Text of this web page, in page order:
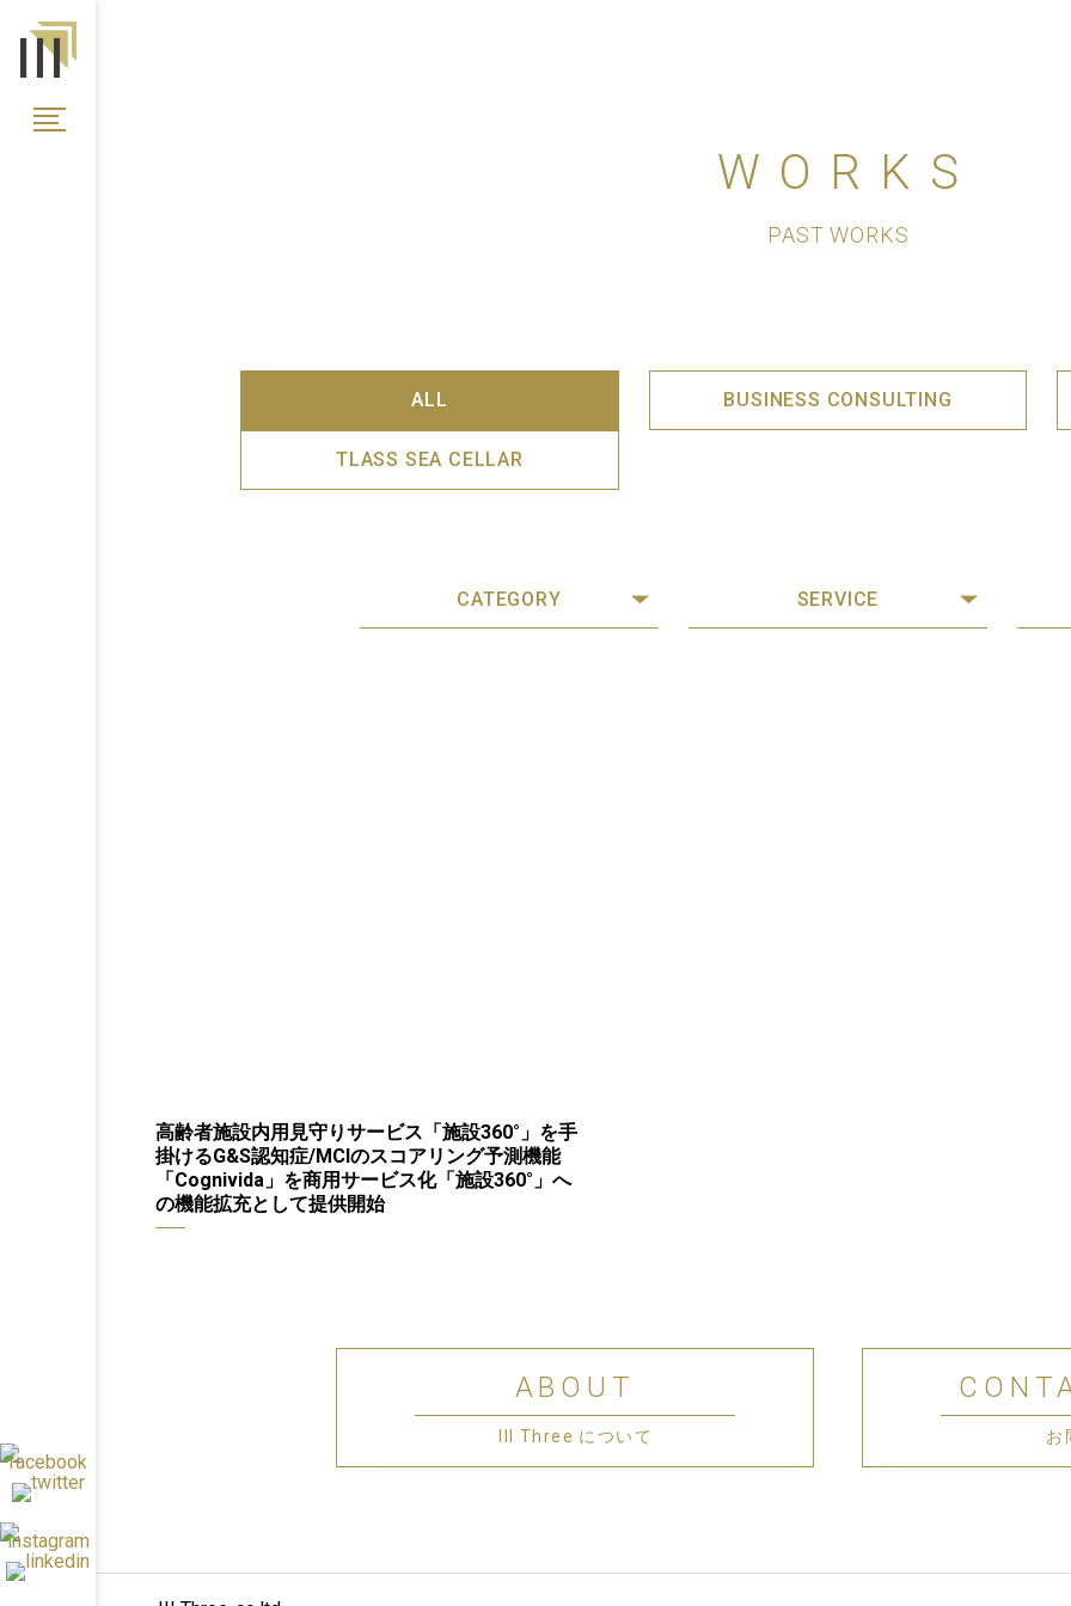
WORKS
PAST WORKS
ALL BUSINESS CONSULTING
TLASS SEA CELLAR
CATEGORY SERVICE
高齢者施設内用見守りサービス「施設360°」を手
掛けるG&S認知症/MCIのスコアリング予測機能
「Cognivida」を商用サービス化「施設360°」へ
の機能拡充として提供開始
ABOUT
III Three について お